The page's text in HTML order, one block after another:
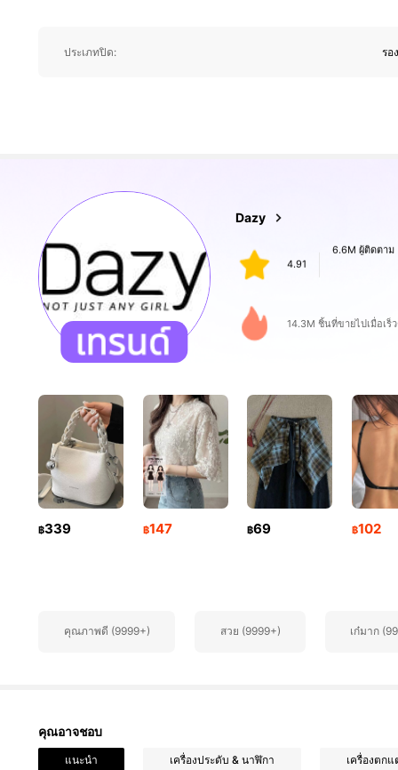
ประเภทปิด: รอ
Dazy
H***t
14.3M ชิ้นที่ขายไปเมื่อเร็
฿339 ฿147 ฿69 ฿102
คุณภาพดี (9999+) สวย (9999+) เก๋มาก
คุณอาจชอบ
แนะนำ เครื่องประดับ & นาฬิกา เครื่องตกแ